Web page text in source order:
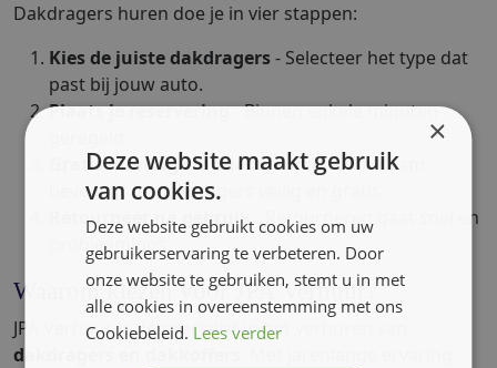
Dakdragers huren doe je in vier stappen:
Kies de juiste dakdragers- Selecteer het type dat
past bij jouw auto.
Plaats je reservering- Binnen enkele minuten
Gratis montage in Nieuwendijk- Ons team
bevestigt de dakdragers veilig en gratis.
Retourneer na gebruik- Retourneren gaat snel en
probleemloos.
Waarom kiezen voor JPA Verhuur?
JPA Verhuur is dé specialist in het verhuren van
dakdragers en dakkoffers
×
Deze website maakt gebruik
van cookies.
Deze website gebruikt cookies om uw
gebruikerservaring te verbeteren. Door
onze website te gebruiken, stemt u in met
alle cookies in overeenstemming met ons
Cookiebeleid. Lees verder